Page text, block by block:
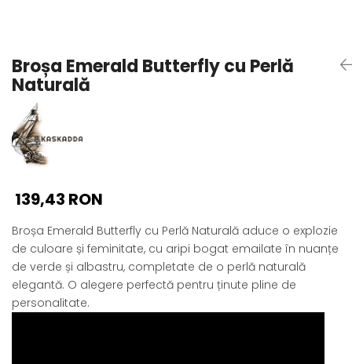
Pandantive cu Perle
Brose cu Perle
Broșa Emerald Butterfly cu Perlă
Naturală
139,43 RON
Broșa Emerald Butterfly cu Perlă Naturală aduce o explozie
de culoare și feminitate, cu aripi bogat emailate în nuanțe
de verde și albastru, completate de o perlă naturală
elegantă. O alegere perfectă pentru ținute pline de
personalitate.